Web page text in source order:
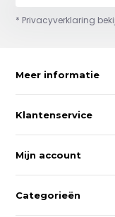
* Privacyverklaring
Meer informatie
Klantenservice
Mijn account
Categorieën